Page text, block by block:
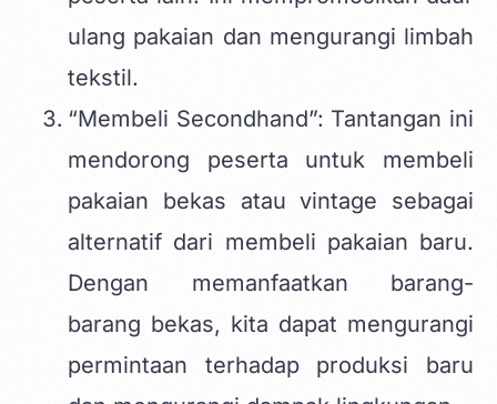
ulang pakaian dan mengurangi limbah
tekstil.
“Membeli Secondhand”: Tantangan ini
mendorong peserta untuk membeli
pakaian bekas atau vintage sebagai
alternatif dari membeli pakaian baru.
Dengan memanfaatkan barang-
barang bekas, kita dapat mengurangi
permintaan terhadap produksi baru